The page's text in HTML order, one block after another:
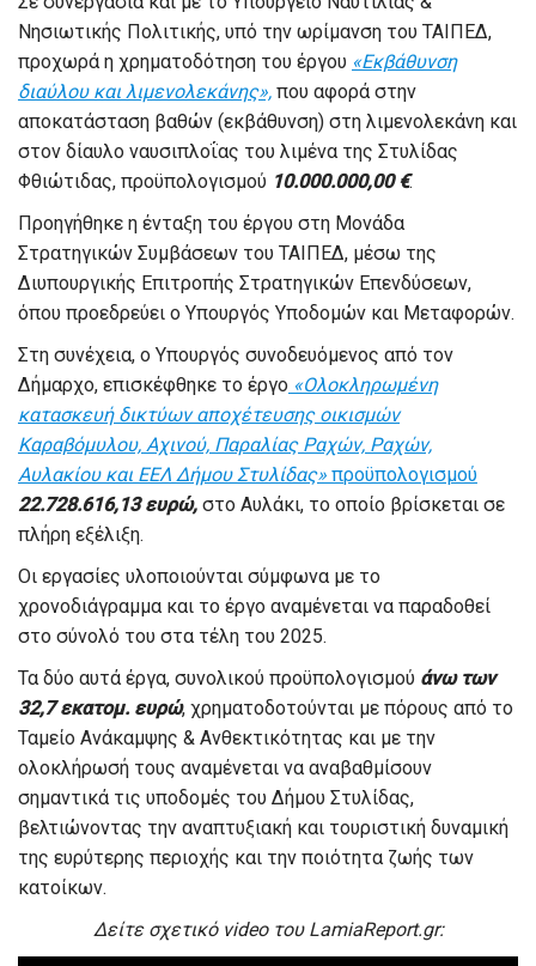
Νησιωτικής Πολιτικής, υπό την ωρίμανση του ΤΑΙΠΕΔ,
προχωρά η χρηματοδότηση του έργου «Εκβάθυνση
διαύλου και λιμενολεκάνης», που αφορά στην
αποκατάσταση βαθών (εκβάθυνση) στη λιμενολεκάνη και
στον δίαυλο ναυσιπλοΐας του λιμένα της Στυλίδας
Φθιώτιδας, προϋπολογισμού 10.000.000,00 €.
Προηγήθηκε η ένταξη του έργου στη Μονάδα
Στρατηγικών Συμβάσεων του ΤΑΙΠΕΔ, μέσω της
Διυπουργικής Επιτροπής Στρατηγικών Επενδύσεων,
όπου προεδρεύει ο Υπουργός Υποδομών και Μεταφορών.
Στη συνέχεια, ο Υπουργός συνοδευόμενος από τον
Δήμαρχο, επισκέφθηκε το έργο «Ολοκληρωμένη
κατασκευή δικτύων αποχέτευσης οικισμών
Καραβόμυλου, Αχινού, Παραλίας Ραχών, Ραχών,
Αυλακίου και ΕΕΛ Δήμου Στυλίδας» προϋπολογισμού
22.728.616,13 ευρώ, στο Αυλάκι, το οποίο βρίσκεται σε
πλήρη εξέλιξη.
Οι εργασίες υλοποιούνται σύμφωνα με το
χρονοδιάγραμμα και το έργο αναμένεται να παραδοθεί
στο σύνολό του στα τέλη του 2025.
Τα δύο αυτά έργα, συνολικού προϋπολογισμού άνω των
32,7εκατομ. ευρώ, χρηματοδοτούνται με πόρους από το
Ταμείο Ανάκαμψης & Ανθεκτικότητας και με την
ολοκλήρωσή τους αναμένεται να αναβαθμίσουν
σημαντικά τις υποδομές του Δήμου Στυλίδας,
βελτιώνοντας την αναπτυξιακή και τουριστική δυναμική
της ευρύτερης περιοχής και την ποιότητα ζωής των
κατοίκων.
Δείτε σχετικό video του LamiaReport.gr: